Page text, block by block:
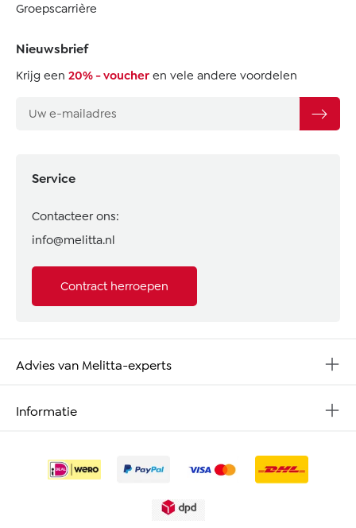
Service
Contacteer ons:
info@melitta.nl
Contract herroepen
Advies van Melitta-experts
Informatie
Groepscarrière
Nieuwsbrief
Krijg een 20% - voucher en vele andere voordelen